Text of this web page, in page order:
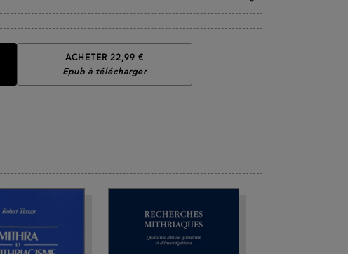
ACHETER 22,99 €
Epub à télécharger